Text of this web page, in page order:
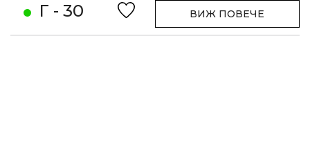
Г - 30 ВИЖ ПОВЕЧЕ